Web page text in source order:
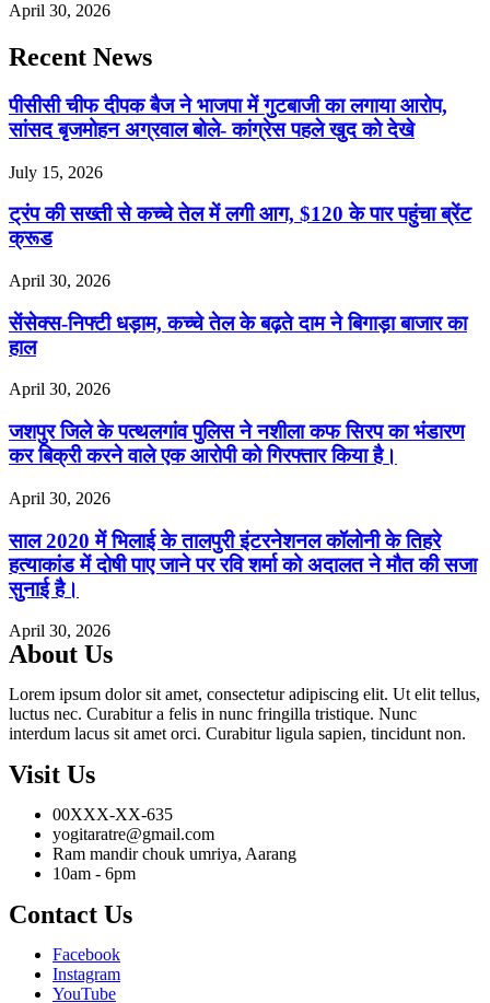
April 30, 2026
Recent News
पीसीसी चीफ दीपक बैज ने भाजपा में गुटबाजी का लगाया आरोप,
सांसद बृजमोहन अग्रवाल बोले- कांग्रेस पहले खुद को देखे
July 15, 2026
ट्रंप की सख्ती से कच्चे तेल में लगी आग, $120 के पार पहुंचा ब्रेंट
क्रूड
April 30, 2026
सेंसेक्स-निफ्टी धड़ाम, कच्चे तेल के बढ़ते दाम ने बिगाड़ा बाजार का
हाल
April 30, 2026
जशपुर जिले के पत्थलगांव पुलिस ने नशीला कफ सिरप का भंडारण
कर बिक्री करने वाले एक आरोपी को गिरफ्तार किया है।
April 30, 2026
साल 2020 में भिलाई के तालपुरी इंटरनेशनल कॉलोनी के तिहरे
हत्याकांड में दोषी पाए जाने पर रवि शर्मा को अदालत ने मौत की सजा
सुनाई है।
April 30, 2026
About Us
Lorem ipsum dolor sit amet, consectetur adipiscing elit. Ut elit tellus,
luctus nec. Curabitur a felis in nunc fringilla tristique. Nunc
interdum lacus sit amet orci. Curabitur ligula sapien, tincidunt non.
Visit Us
00XXX-XX-635
yogitaratre@gmail.com
Ram mandir chouk umriya, Aarang
10am - 6pm
Contact Us
Facebook
Instagram
YouTube